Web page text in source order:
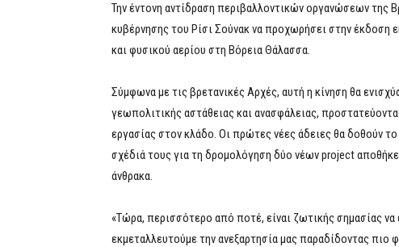
Την έντονη αντίδραση περιβαλλοντικών οργανώσεων της
κυβέρνησης του Ρίσι Σούνακ να προχωρήσει στην έκδοση
και φυσικού αερίου στη Βόρεια Θάλασσα.
Σύμφωνα με τις βρετανικές Αρχές, αυτή η κίνηση θα
γεωπολιτικής αστάθειας και ανασφάλειας,
εργασίας στον κλάδο. Οι πρώτες νέες άδειες θα δοθούν
σχέδιά τους για τη δρομολόγηση δύο νέων project
άνθρακα.
«Τώρα, περισσότερο από ποτέ, είναι ζωτικής σημασίας να
εκμεταλλευτούμε την ανεξαρτησία μας παραδίδοντας πιο